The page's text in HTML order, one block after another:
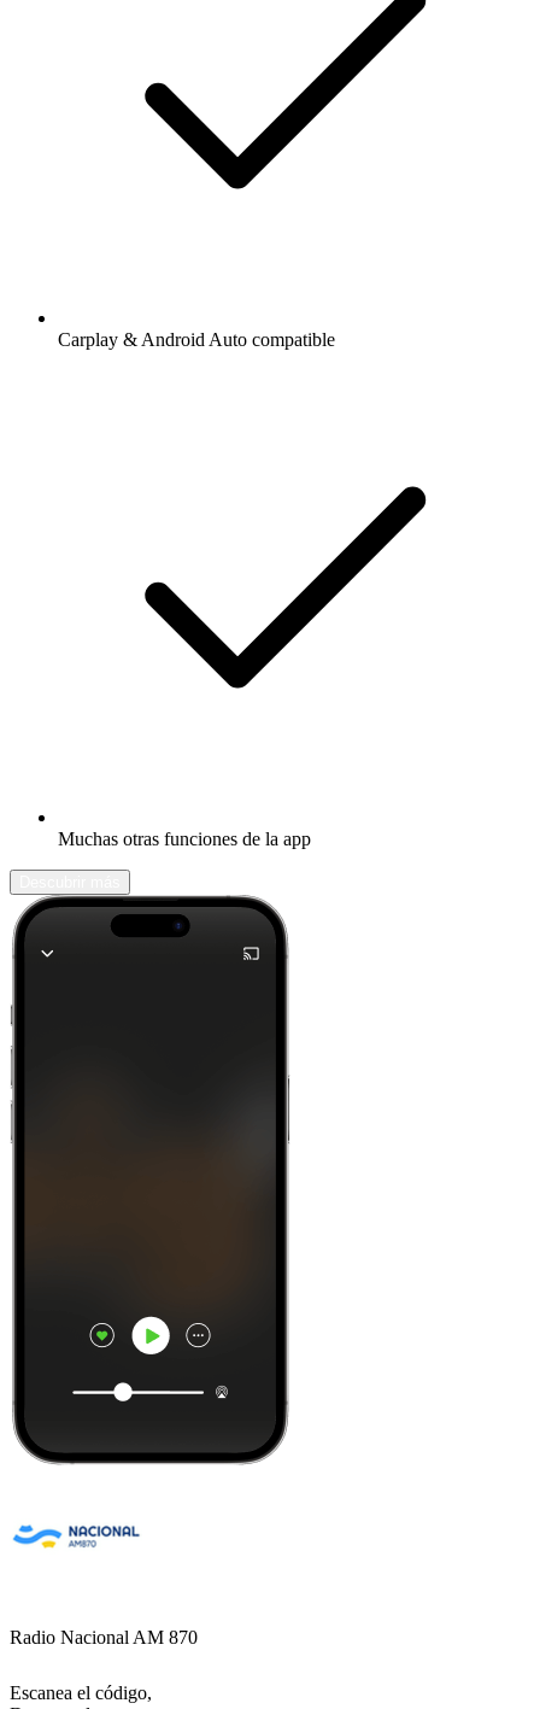
Carplay & Android Auto compatible
Muchas otras funciones de la app
Radio Nacional AM 870
Escanea el código,